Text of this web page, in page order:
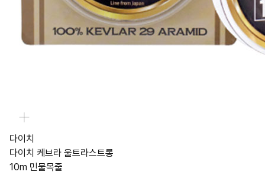
다이치
다이치 케브라 울트라스트롱
10m 민물목줄